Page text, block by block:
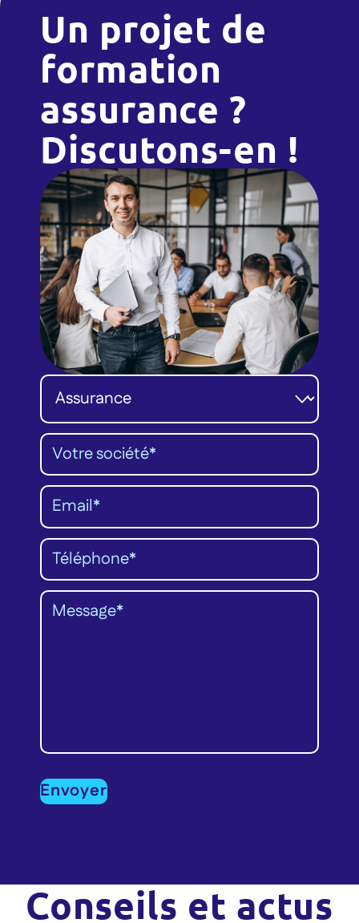
Un projet de
formation
assurance ?
Discutons-en !
Catégorie
Conseils et actus